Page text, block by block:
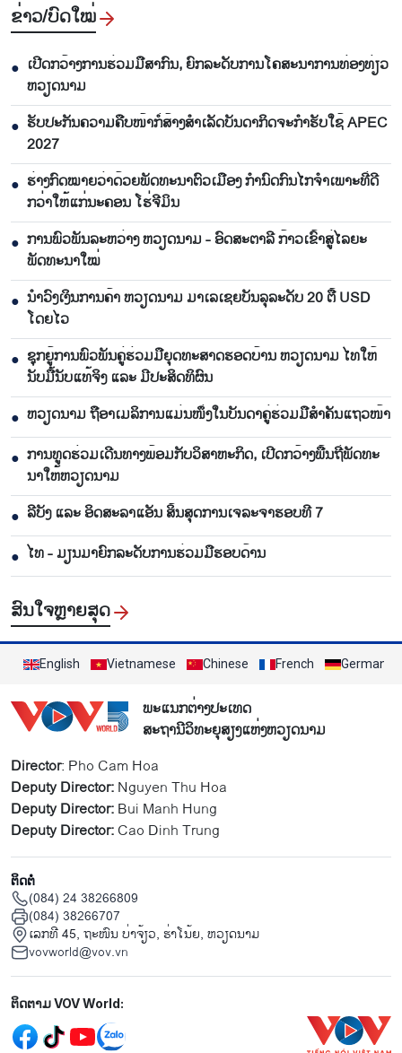
ຂ່າວ/ບົດ​ໃໝ່
● ເປີດກວ້າງການຮ່ວມມືສາກົນ, ຍົກລະດັບການໂຄສະນາການທ່ອງທ່ຽວ
ຫວຽດນາມ
● ຮັບປະກັນຄວາມຄືບໜ້າກໍ່ສ້າງສຳເລັດບັນດາກິດຈະກຳຮັບໃຊ້ APEC
2027
● ຮ່າງກົດໝາຍວ່າດ້ວຍພັດທະນາຕົວເມືອງ ກຳນົດກົນໄກຈຳເພາະທີ່ດີ
ກວ່າໃຫ້ແກ່ນະຄອນ ໂຮ່ຈີມິນ
● ການພົວພັນລະຫວ່າງ ຫວຽດນາມ - ອົດສະຕາລີ ກ້າວເຂົ້າສູ່ໄລຍະ
ພັດທະນາໃໝ່
● ນຳ​ວົງ​ເງິນ​ການ​ຄ້າ ຫວຽດ​ນາມ ມາ​ເລ​ເຊຍ​ບັນ​ລຸ​ລະ​ດັບ 20 ຕື້ USD
ໂດຍ​ໄວ
● ຊຸກ​ຍູ້​ການ​ພົວ​ພັນ​ຄູ່​ຮ່ວມ​ມື​ຍຸດ​ທະ​ສາດ​ຮອດ​ບ້ານ ຫວຽດ​ນາມ ໄທ​ໃຫ້​
ນັບ​ມື້​ນັບ​ແທ້​ຈິງ ແລະ ມີ​ປະ​ສິດ​ທິ​ຜົນ
● ຫ​ວຽດ​ນາມ ຖື​ອາ​ເມ​ລິ​ການ​ແມ່ນ​ໜຶ່ງ​ໃນ​ບັນ​ດາ​ຄູ່​ຮ່ວມ​ມື​ສຳ​ຄັນ​ແຖວ​ໜ້າ
● ການ​ທູດ​ຮ່ວມ​ເດີນ​ທາງ​ພ້ອມກັບ​ວິ​ສາ​ຫະ​ກ​ິດ, ເປີດກວ້າງ​ພື້ນ​ຖີ່​ພັດ​ທະ​
ນາ​ໃຫ້​ຫວຽດ​ນາມ
● ລີ​ບັງ ແລະ ອິດ​ສະ​ລາ​ແອັນ ສິ້ນ​ສຸດ​ການ​ເຈ​ລະ​ຈາ​ຮອບ​ທີ 7
● ໄທ - ມຽນ​ມາ​ຍົກ​ລະ​ດັບ​ການ​ຮ່ວມ​ມື​ຮອບ​ດ້ານ
ສົນ​ໃຈ​ຫຼາຍ​ສຸດ
English Vietnamese Chinese French German
ພະແນກຕ່າງປະເທດ
ສະຖານີວິທະຍຸສຽງແຫ່ງຫວຽດນາມ
Director: Pho Cam Hoa
Deputy Director:Nguyen Thu Hoa
Deputy Director:Bui Manh Hung
Deputy Director:Cao Dinh Trung
ຕິດຕໍ່
(084) 24 38266809
(084) 38266707
ເລກທີ 45, ຖະໜົນ ບ່າ​ຈ້ຽວ, ຮ່າ​ໂນ້ຍ, ຫວຽດນາມ
vovworld@vov.vn
Mạng xã hội
ຕິດຕາມ VOV World: